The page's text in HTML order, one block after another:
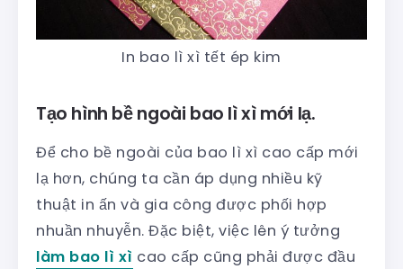
In bao lì xì tết ép kim
Tạo hình bề ngoài bao lì xì mới lạ.
Để cho bề ngoài của bao lì xì cao cấp mới
lạ hơn, chúng ta cần áp dụng nhiều kỹ
thuật in ấn và gia công được phối hợp
nhuần nhuyễn. Đặc biệt, việc lên ý tưởng
làm bao lì xì cao cấp cũng phải được đầu